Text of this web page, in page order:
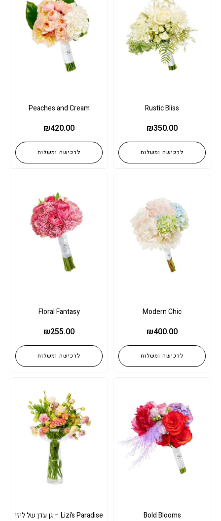
Rustic Bliss
₪350.00
לרכישה ומשלוח
Peaches and Cream
₪420.00
לרכישה ומשלוח
Modern Chic
₪400.00
לרכישה ומשלוח
Floral Fantasy
₪255.00
לרכישה ומשלוח
Bold Blooms Lizi’s Paradise – גן עדן של ליזי